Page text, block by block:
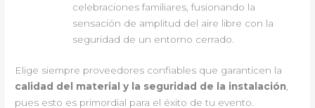
celebraciones familiares, fusionando la
sensación de amplitud del aire libre con la
seguridad de un entorno cerrado.
Elige siempre proveedores confiables que garanticen la
calidad del material y la seguridad de la instalación,
pues esto es primordial para el éxito de tu evento.